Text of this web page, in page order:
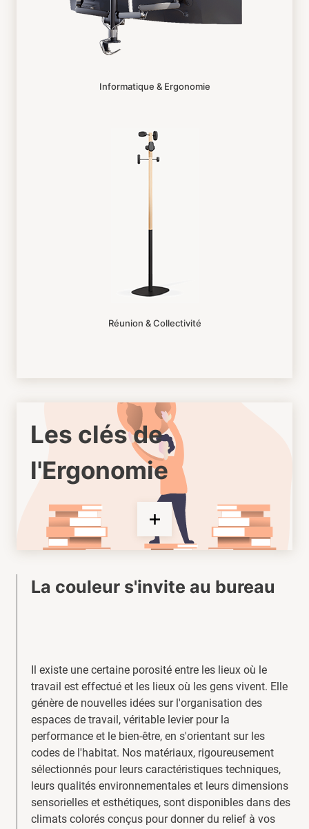
Informatique & Ergonomie
Réunion & Collectivité
Les clés de
l'Ergonomie
La couleur s'invite au bureau
Il existe une certaine porosité entre les lieux où le
travail est effectué et les lieux où les gens vivent. Elle
génère de nouvelles idées sur l'organisation des
espaces de travail, véritable levier pour la
performance et le bien-être, en s'orientant sur les
codes de l'habitat. Nos matériaux, rigoureusement
sélectionnés pour leurs caractéristiques techniques,
leurs qualités environnementales et leurs dimensions
sensorielles et esthétiques, sont disponibles dans des
climats colorés conçus pour donner du relief à vos